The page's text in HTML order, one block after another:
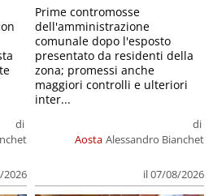
di
2026
Aosta
di
Alessandro Bianchet
il 07/08/2026
Prime contromosse
dell'amministrazione
comunale dopo l'esposto
presentato da residenti della
zona; promessi anche
maggiori controlli e ulteriori
inter...